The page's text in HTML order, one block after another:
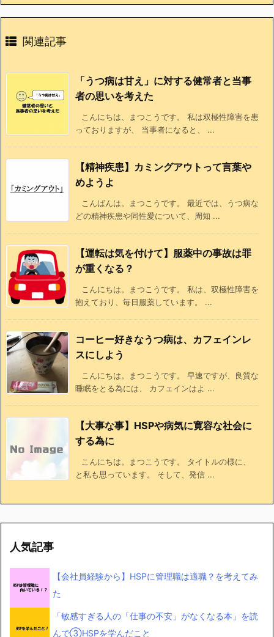
関連記事
「うつ病は甘え」に対する健常者と当事
者の思いを考えた
こんにちは、まつこうです。 私は双極性障害を患
っておりますが、 当事者になると、 ...
【精神疾患】カミングアウトって言葉や
めようよ
こんばんは。まつこうです。 最近では、うつ病な
どの精神疾患や同性愛について、周知 ...
【運転は気を付けて】服薬中の事故は罪
が重くなる？
こんにちは。まつこうです。 私は、双極性障害を
抱えており、毎日服薬しています。 ...
コーヒー好きなうつ病は、カフェインレ
スにしよう
こんにちは。まつこうです。 早速ですが、良質な
睡眠をとる為には、 カフェインはよ ...
【大事な事】HSPや病気に寛容な社会に
する為に
こんにちは。まつこうです。 タイトルの様に、
と私も思っています。 そして、発信 ...
人気記事
【会社員経験から】HSPに管理職は適職？を考えてみ
た
「敏感すぎる人の「仕事の不安」がなくなる本」を読
んで③HSPを学んだこと